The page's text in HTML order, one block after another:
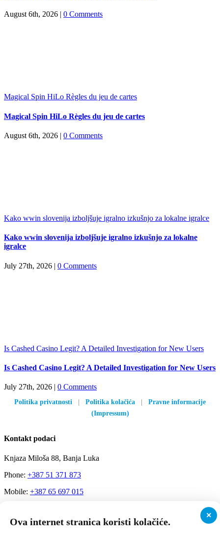
August 6th, 2026 | 0 Comments
Magical Spin HiLo Règles du jeu de cartes
Magical Spin HiLo Règles du jeu de cartes
August 6th, 2026 | 0 Comments
Kako wwin slovenija izboljšuje igralno izkušnjo za lokalne igralce
Kako wwin slovenija izboljšuje igralno izkušnjo za lokalne
igralce
July 27th, 2026 | 0 Comments
Is Cashed Casino Legit? A Detailed Investigation for New Users
Is Cashed Casino Legit? A Detailed Investigation for New Users
July 27th, 2026 | 0 Comments
Politika privatnosti Politika kolačića
Pravne informacije
(Impressum)
Kontakt podaci
Knjaza Miloša 88, Banja Luka
Phone: +387 51 371 873
Mobile: +387 65 697 015
Radno vrijeme
×
Ova internet stranica koristi kolačiće.